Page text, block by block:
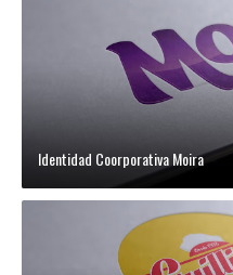
Identidad Coorporativa Moira